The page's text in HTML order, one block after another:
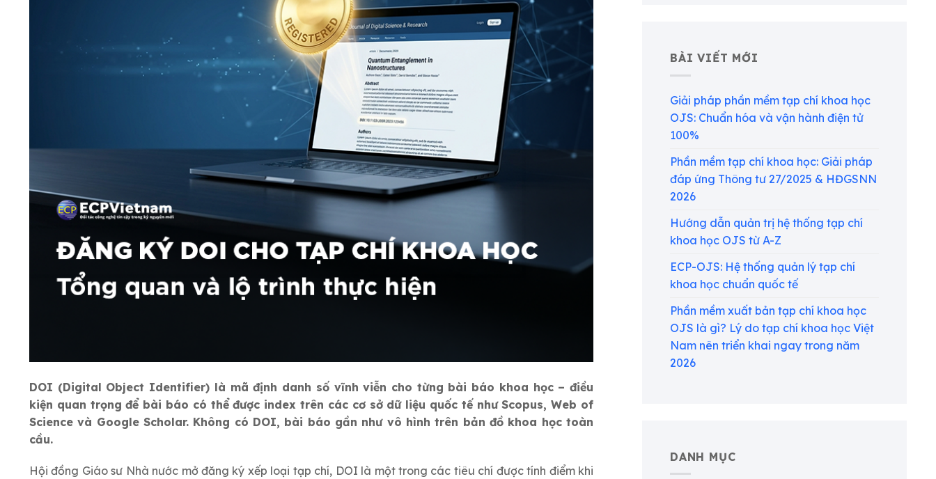
DOI (Digital Object Identifier) là mã định danh số vĩnh viễn cho từng bài báo khoa học – điều
kiện quan trọng để bài báo có thể được index trên các cơ sở dữ liệu quốc tế như Scopus, Web of
Science và Google Scholar. Không có DOI, bài báo gần như vô hình trên bản đồ khoa học toàn
cầu.
Hội đồng Giáo sư Nhà nước mở đăng ký xếp loại tạp chí, DOI là một trong các tiêu chí được tính điểm khi
BÀI VIẾT MỚI
Giải pháp phần mềm tạp chí khoa học
OJS: Chuẩn hóa và vận hành điện tử
100%
Phần mềm tạp chí khoa học: Giải pháp
đáp ứng Thông tư 27/2025 & HĐGSNN
2026
Hướng dẫn quản trị hệ thống tạp chí
khoa học OJS từ A-Z
ECP-OJS: Hệ thống quản lý tạp chí
khoa học chuẩn quốc tế
Phần mềm xuất bản tạp chí khoa học
OJS là gì? Lý do tạp chí khoa học Việt
Nam nên triển khai ngay trong năm
2026
DANH MỤC